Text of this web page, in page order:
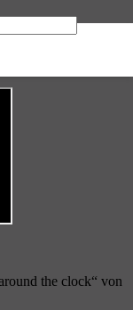
/ Steve
the clock“ von